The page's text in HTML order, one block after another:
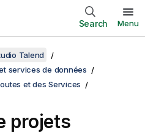
Search Menu
Talend
services de données
et des Services
projets